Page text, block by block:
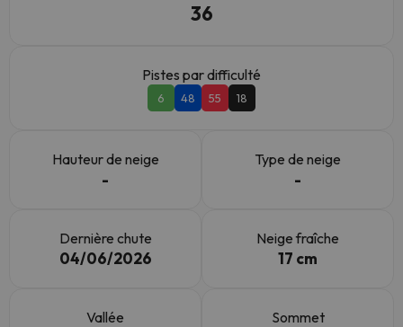
36
Pistes par difficulté
6 48 55 18
Hauteur de neige
-
Type de neige
-
Dernière chute
04/06/2026
Neige fraîche
17 cm
Vallée Sommet